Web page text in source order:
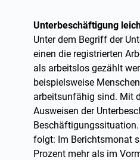
Unterbeschäftigung
Unter dem Begriff der
einen die registrierten
als arbeitslos gezählt
beispielsweise
arbeitsunfähig sind. Mit
Ausweisen der
folgt: Im Berichtsmonat
Prozent mehr als im